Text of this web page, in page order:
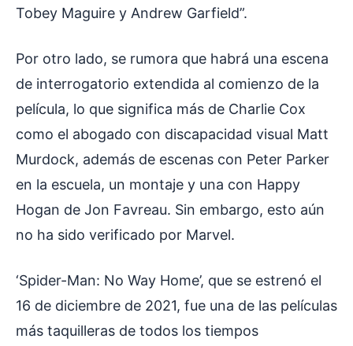
Tobey Maguire y Andrew Garfield”.
Por otro lado, se rumora que habrá una escena
de interrogatorio extendida al comienzo de la
película, lo que significa más de Charlie Cox
como el abogado con discapacidad visual Matt
Murdock, además de escenas con Peter Parker
en la escuela, un montaje y una con Happy
Hogan de Jon Favreau. Sin embargo, esto aún
no ha sido verificado por Marvel.
‘Spider-Man: No Way Home’, que se estrenó el
16 de diciembre de 2021, fue una de las películas
más taquilleras de todos los tiempos